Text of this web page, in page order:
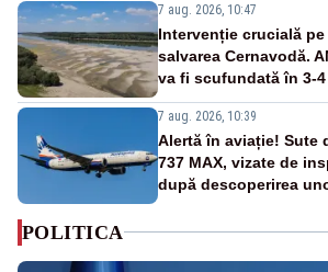
7 aug. 2026, 10:47
Intervenție crucială
salvarea Cernavodă.
va fi scufundată în 3-
7 aug. 2026, 10:39
Alertă în aviație! Sute
737 MAX, vizate de
după descoperirea
POLITICA